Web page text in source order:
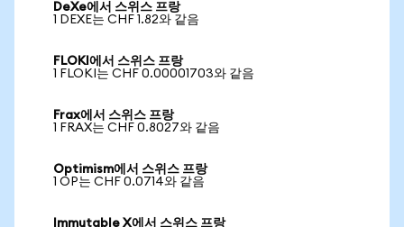
DeXe에서 스위스 프랑
1 DEXE는 CHF 1.82와 같음
FLOKI에서 스위스 프랑
1 FLOKI는 CHF 0.00001703와 같음
Frax에서 스위스 프랑
1 FRAX는 CHF 0.8027와 같음
Optimism에서 스위스 프랑
1 OP는 CHF 0.0714와 같음
Immutable X에서 스위스 프랑